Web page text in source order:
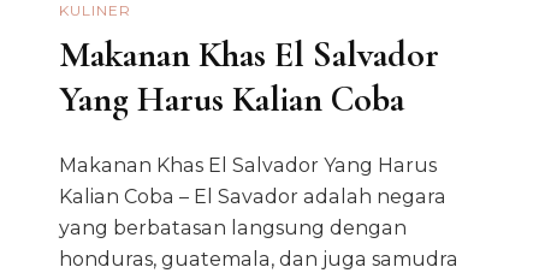
KULINER
Makanan Khas El Salvador
Yang Harus Kalian Coba
Makanan Khas El Salvador Yang Harus
Kalian Coba – El Savador adalah negara
yang berbatasan langsung dengan
honduras, guatemala, dan juga samudra